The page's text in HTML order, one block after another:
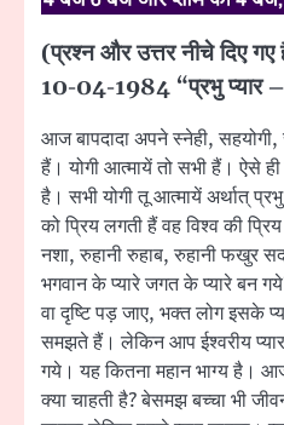
(प्रश्न और उत्तर नीचे दिए गए
10-04-1984 “प्रभु प्यार –
आज बापदादा अपने स्नेही,
हैं। योगी आत्मायें तो सभी हैं। ऐसे
है। सभी योगी तू आत्मायें अर्थात्
को प्रिय लगती हैं वह विश्व की
नशा, रुहानी रुहाब, रुहानी फखुर
भगवान के प्यारे जगत के प्यारे बन
वा दृष्टि पड़ जाए, भक्त लोग इसके
समझते हैं। लेकिन आप ईश्वरीय
गये। यह कितना महान भाग्य है।
क्या चाहती है? बेसमझ बच्चा भी